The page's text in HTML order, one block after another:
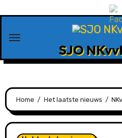
SJO
Home Het laatste nieuws